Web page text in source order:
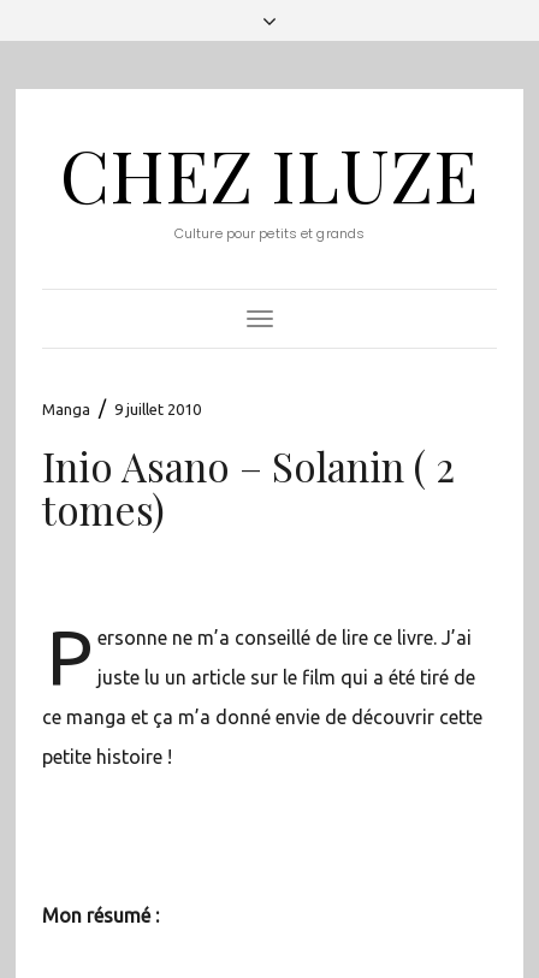
CHEZ ILUZE
Culture pour petits et grands
Toggle
Navigation
Manga / 9 juillet 2010
Inio Asano – Solanin ( 2
tomes)
P ersonne ne m’a conseillé de lire ce livre. J’ai
juste lu un article sur le film qui a été tiré de
ce manga et ça m’a donné envie de découvrir cette
petite histoire !
Mon résumé :